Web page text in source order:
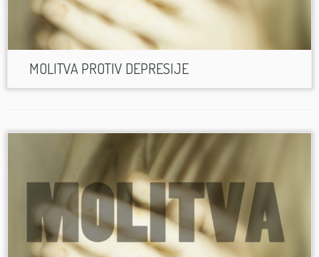
MOLITVA PROTIV DEPRESIJE